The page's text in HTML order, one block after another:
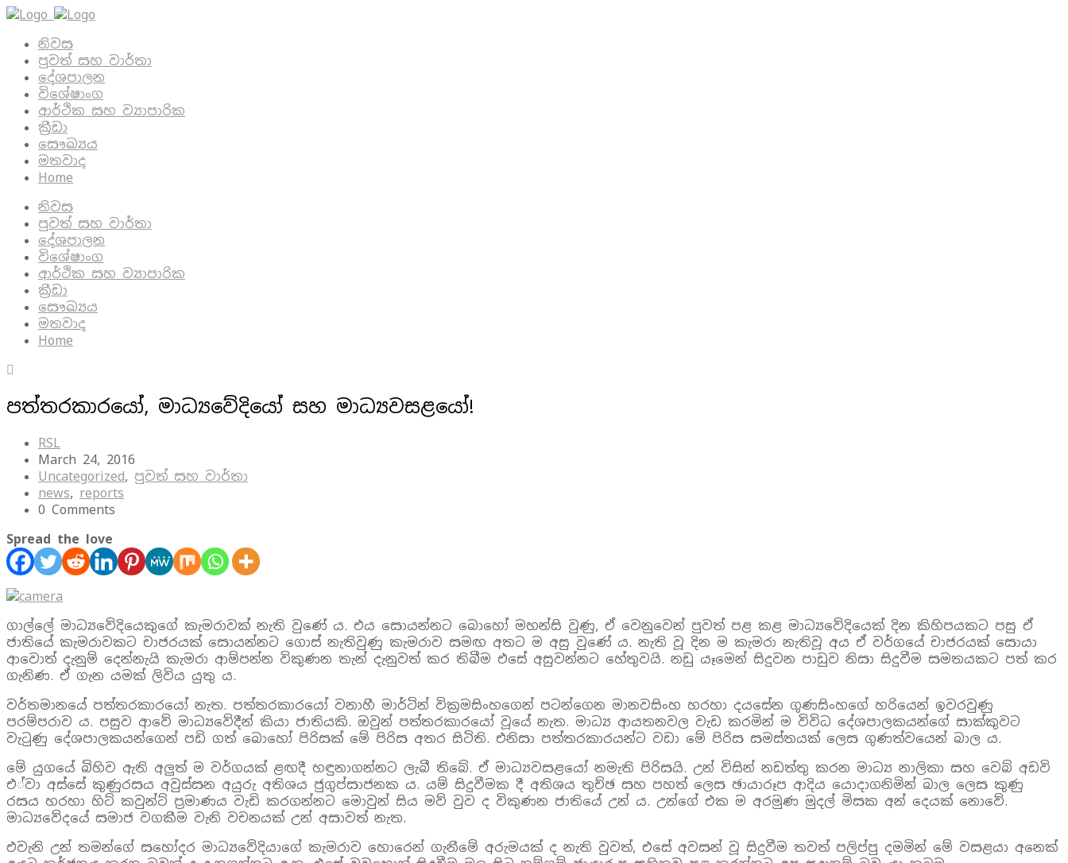
නිවස
පුවත් සහ වාර්තා
දේශපාලන
විශේෂාංග
ආර්ථික සහ ව්‍යාපාරික
ක්‍රීඩා
සෞඛ්‍යය
මතවාද
Home
නිවස
පුවත් සහ වාර්තා
දේශපාලන
විශේෂාංග
ආර්ථික සහ ව්‍යාපාරික
ක්‍රීඩා
සෞඛ්‍යය
මතවාද
Home
පත්තරකාරයෝ, මාධ්‍යවේදියෝ සහ මාධ්‍යවසළයෝ!
RSL
March 24, 2016
Uncategorized, පුවත් සහ වාර්තා
news, reports
0 Comments
Spread the love
ගාල්ලේ මාධ්‍යවේදියෙකුගේ කැමරාවක් නැති වුණේ ය. එය සොයන්නට බොහෝ මහන්සි වුණු, ඒ වෙනුවෙන් පුවත් පළ කළ මාධ්‍යවේදියෙක් දින කිහිපයකට පසු ඒ
ජාතියේ කැමරාවකට චාජරයක් සොයන්නට ගොස් නැතිවුණු කැමරාව සමඟ අතට ම අසු වුණේ ය. නැති වූ දින ම කැමරා නැතිවූ අය ඒ වර්ගයේ චාජරයක් සොයා
ආවොත් දැනුම් දෙන්නැයි කැමරා ආම්පන්න විකුණන තැන් දැනුවත් කර තිබීම එසේ අසුවන්නට හේතුවයි. නඩු යෑමෙන් සිදුවන පාඩුව නිසා සිදුවීම සමතයකට පත් කර
ගැනිණ. ඒ ගැන යමක් ලිවිය යුතු ය.
වර්තමානයේ පත්තරකාරයෝ නැත. පත්තරකාරයෝ වනාහී මාර්ටින් වික්‍රමසිංහගෙන් පටන්ගෙන මානවසිංහ හරහා දයසේන ගුණසිංහගේ හරියෙන් ඉවරවුණු
පරම්පරාව ය. පසුව ආවේ මාධ්‍යවේදීන් කියා ජාතියකි. ඔවුන් පත්තරකාරයෝ වූයේ නැත. මාධ්‍ය ආයතනවල වැඩ කරමින් ම විවිධ දේශපාලකයන්ගේ සාක්කුවට
වැටුණු දේශපාලකයන්ගෙන් පඩි ගත් බොහෝ පිරිසක් මේ පිරිස අතර සිටිති. එනිසා පත්තරකාරයන්ට වඩා මේ පිරිස සමස්තයක් ලෙස ගුණත්වයෙන් බාල ය.
මේ යුගයේ බිහිව ඇති අලුත් ම වර්ගයක් ළඟදී හඳුනාගන්නට ලැබී තිබේ. ඒ මාධ්‍යවසළයෝ නමැති පිරිසයි. උන් විසින් නඩත්තු කරන මාධ්‍ය නාලිකා සහ වෙබ් අඩවි
එ්වා අස්සේ කුණුරසය අවුස්සන අයුරු අතිශය ජුගුප්සාජනක ය. යම් සිදුවීමක දී අතිශය තුච්ඡ සහ පහත් ලෙස ඡායාරූප ආදිය යොදාගනිමින් බාල ලෙස කුණු
රසය හරහා හිට් කවුන්ට් ප්‍රමාණය වැඩි කරගන්නට මොවුන් සිය මව් වුව ද විකුණන ජාතියේ උන් ය. උන්ගේ එක ම අරමුණ මුදල් මිසක අන් දෙයක් නොවේ.
මාධ්‍යවේදයේ සමාජ වගකීම වැනි වචනයක් උන් අසාවත් නැත.
එවැනි උන් තමන්ගේ සහෝදර මාධ්‍යවේදියාගේ කැමරාව හොරෙන් ගැනීමේ අරුමයක් ද නැති වුවත්, එසේ අවසන් වූ සිදුවීම තවත් පලිප්පු දමමින් මේ වසළයා අනෙක්